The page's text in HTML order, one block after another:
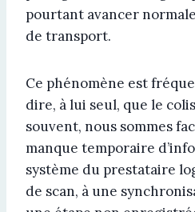
pourtant avancer
de transport.
Ce phénomène est
dire, à lui seul, que le
souvent, nous sommes
manque temporaire
système du prestataire
de scan, à une